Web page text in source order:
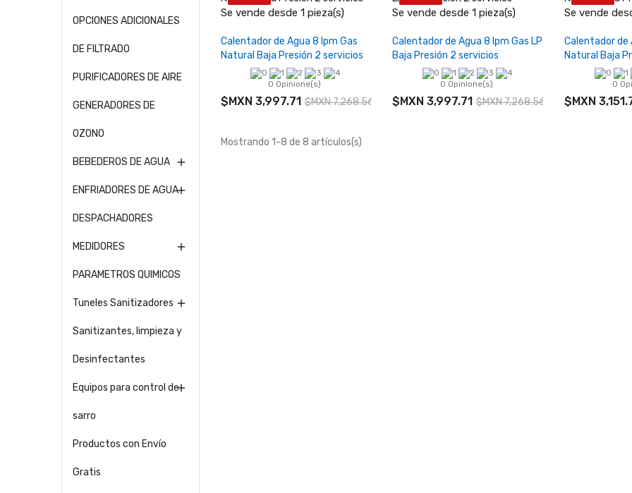
OPCIONES ADICIONALES
DE FILTRADO
PURIFICADORES DE AIRE
GENERADORES DE
OZONO
BEBEDEROS DE AGUA 
ENFRIADORES DE AGUA
DESPACHADORES

MEDIDORES
PARAMETROS QUIMICOS

Tuneles Sanitizadores 
Sanitizantes, limpieza y
Desinfectantes
Equipos para control de
sarro

Productos con Envío
Gratis
Se vende desde 1 pieza(s)
− +
Añadir al carrito
Calentador de Agua 8 lpm Gas
Natural Baja Presión 2 servicios
0 Opinione(s)
$MXN 3,997.71 $MXN 7,268.56
Se vende desde 1 pieza(s)
− +
Añadir al carrito
Calentador de Agua 8 lpm Gas LP
Baja Presión 2 servicios
0 Opinione(s)
$MXN 3,997.71 $MXN 7,268.56
Se vende −
Calentador de
Natural Baja
0
$MXN
Mostrando 1-8 de 8 artículos(s)